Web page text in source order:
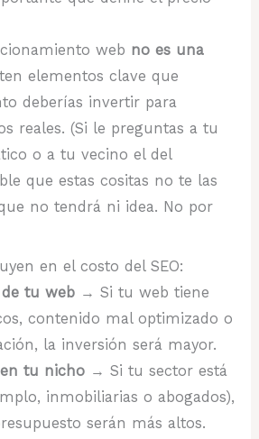
web no es una
elementos clave que
deberías invertir para
reales. (Si le preguntas a tu
o a tu vecino el del
que estas cositas no te las
no tendrá ni idea. No por
en el costo del SEO:
de tu web→ Si tu web tiene
contenido mal optimizado o
la inversión será mayor.
tu nicho→ Si tu sector está
inmobiliarias o abogados),
serán más altos.